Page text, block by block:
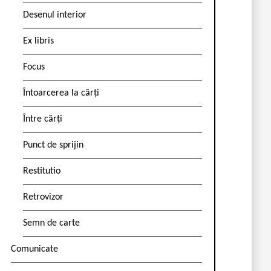
Desenul interior
Ex libris
Focus
Întoarcerea la cărți
Între cărți
Punct de sprijin
Restitutio
Retrovizor
Semn de carte
Comunicate